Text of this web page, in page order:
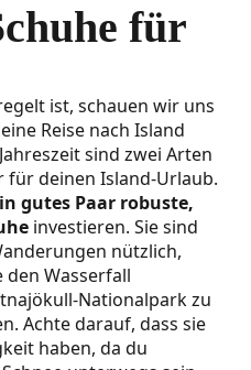
für
ist, schauen wir uns
Reise nach Island
sind zwei Arten
für deinen Island-Urlaub.
gutes Paar robuste,
investieren. Sie sind
nützlich,
Wasserfall
Nationalpark zu
Achte darauf, dass sie
haben, da du